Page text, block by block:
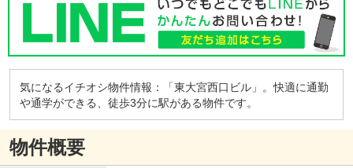
気になるイチオシ物件情報：「東大宮西口ビル」。快適に通勤
や通学ができる、徒歩3分に駅がある物件です。
物件概要